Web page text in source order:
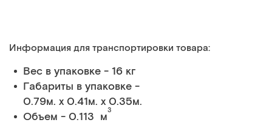
Информация для транспортировки товара:
Вес в упаковке - 16 кг
Габариты в упаковке -
0.79м. x 0.41м. x 0.35м.
Объем - 0.113 м3